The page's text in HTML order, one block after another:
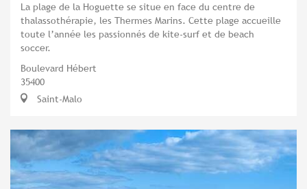
La plage de la Hoguette se situe en face du centre de
thalassothérapie, les Thermes Marins. Cette plage accueille
toute l’année les passionnés de kite-surf et de beach
soccer.
Boulevard Hébert
35400
Saint-Malo